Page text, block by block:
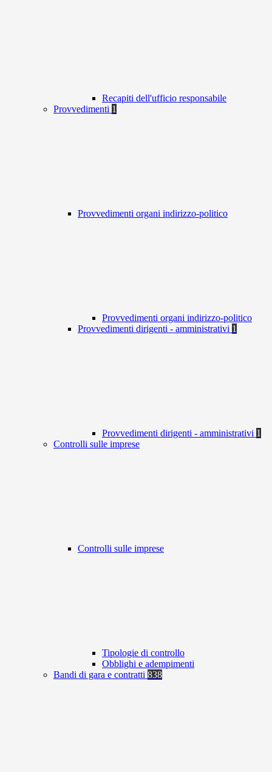
Recapiti dell'ufficio responsabile
Provvedimenti 1
Provvedimenti organi indirizzo-politico
Provvedimenti organi indirizzo-politico
Provvedimenti dirigenti - amministrativi 1
Provvedimenti dirigenti - amministrativi 1
Controlli sulle imprese
Controlli sulle imprese
Tipologie di controllo
Obblighi e adempimenti
Bandi di gara e contratti 838